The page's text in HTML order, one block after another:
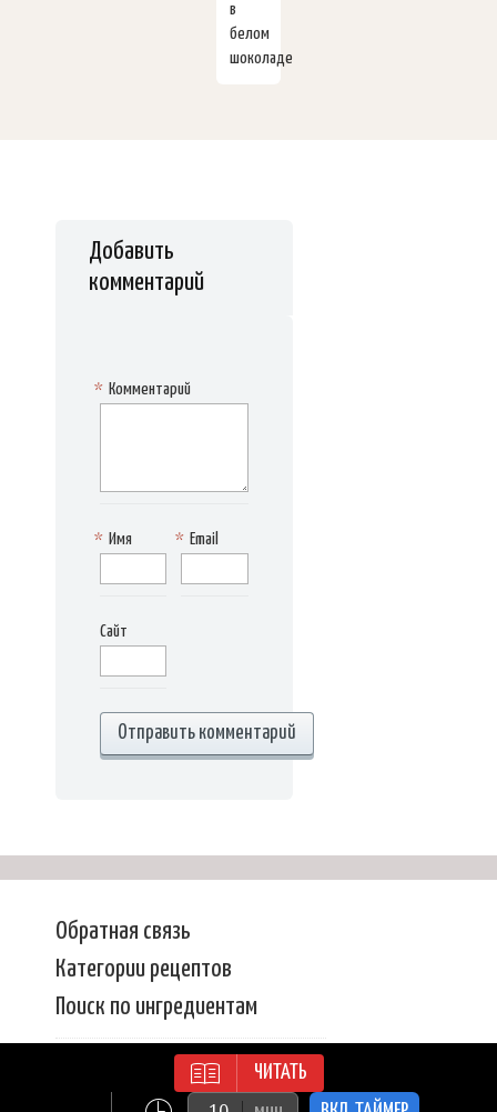
ЧИТАТЬ
в
белом
шоколаде
Добавить
комментарий
Комментарий
*
Имя
* Email
*
Сайт
Обратная связь
Категории рецептов
Поиск по ингредиентам
| Все права защищены | ©
Копирование материалов
сайта запрещено!